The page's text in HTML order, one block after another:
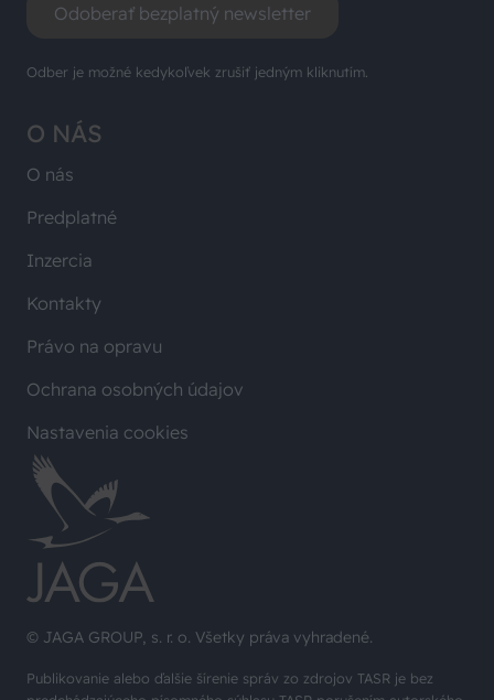
© JAGA GROUP, s. r. o. Všetky práva vyhradené.
Publikovanie alebo ďalšie šírenie správ zo zdrojov TASR je bez
O NÁS
O nás
Predplatné
Inzercia
Kontakty
Právo na opravu
Ochrana osobných údajov
Nastavenia cookies
Odoberať bezplatný newsletter
Odber je možné kedykoľvek zrušiť jedným kliknutím.